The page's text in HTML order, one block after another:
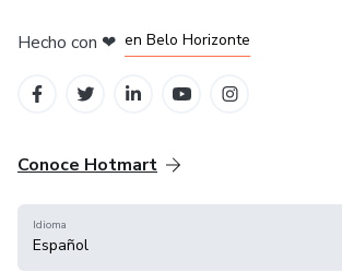
Hecho con ❤ en Belo Horizonte
Conoce Hotmart
Idioma
Español